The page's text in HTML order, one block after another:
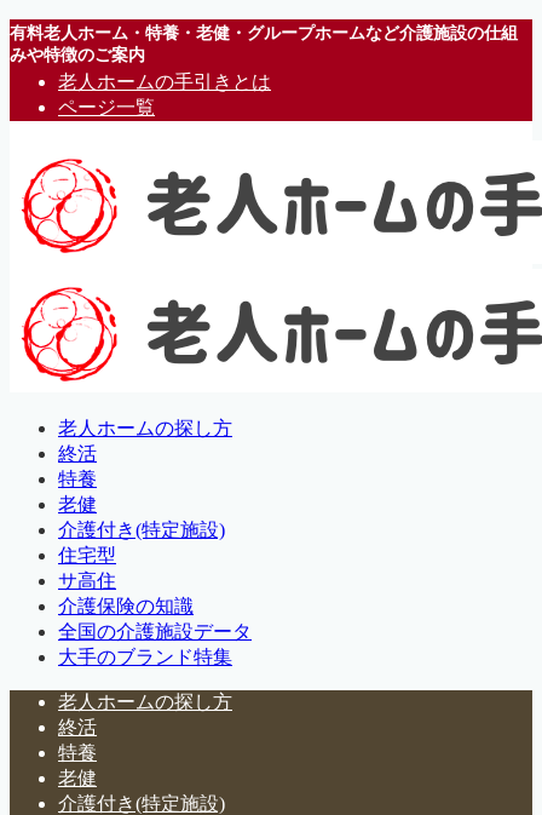
有料老人ホーム・特養・老健・グループホームなど介護施設の仕組
みや特徴のご案内
老人ホームの手引きとは
ページ一覧
老人ホームの探し方
終活
特養
老健
介護付き(特定施設)
住宅型
サ高住
介護保険の知識
全国の介護施設データ
大手のブランド特集
老人ホームの探し方
終活
特養
老健
介護付き(特定施設)